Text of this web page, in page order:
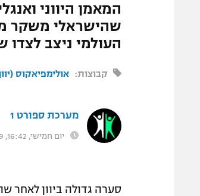
המאמן היווני
שהישראלי משקר
העולמי ניצב לצדו
קבוצות: אולימפיאקוס
מערכת ספורט 1
יום חמישי, 16:42, 21.03.19
סערה גדולה ביוון לאחר